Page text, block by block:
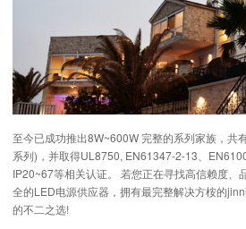
至今已成功推出8W~600W 完整的系列家族，共
系列)，并取得UL8750, EN61347-2-13、
IP20~67等相关认证。 若您正在寻找高信赖度、
全的LED电源供应器，拥有最完整解决方桉的
的不二之选!